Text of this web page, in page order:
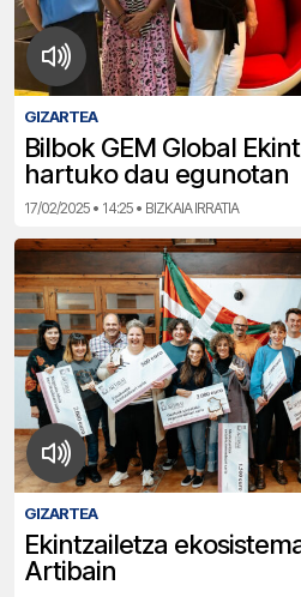
GIZARTEA
Bilbok GEM Global
hartuko dau egunotan
17/02/2025 • 14:25 • BIZKAIA IRRATIA
GIZARTEA
Ekintzailetza
Artibain